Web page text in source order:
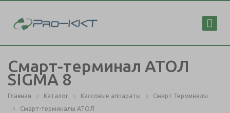
Смарт-терминал АТОЛ
SIGMA 8
Главная Каталог Кассовые аппараты
Смарт Терминалы
Смарт-терминалы АТОЛ